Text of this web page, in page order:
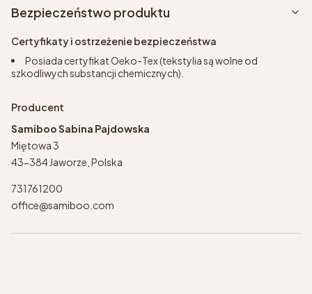
Bezpieczeństwo produktu
Certyfikaty i ostrzeżenie bezpieczeństwa
Posiada certyfikat Oeko-Tex (tekstylia są wolne od
szkodliwych substancji chemicznych).
Producent
Samiboo Sabina Pajdowska
Miętowa 3
43-384 Jaworze, Polska
731761200
office@samiboo.com